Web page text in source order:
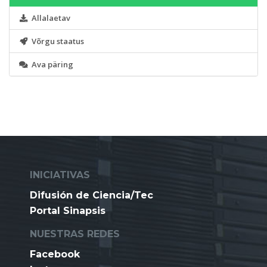
Allalaetav
Võrgu staatus
Ava päring
INICIATIVAS
Difusión de Ciencia/Tec
Portal Sinapsis
NUESTRAS REDES
Facebook